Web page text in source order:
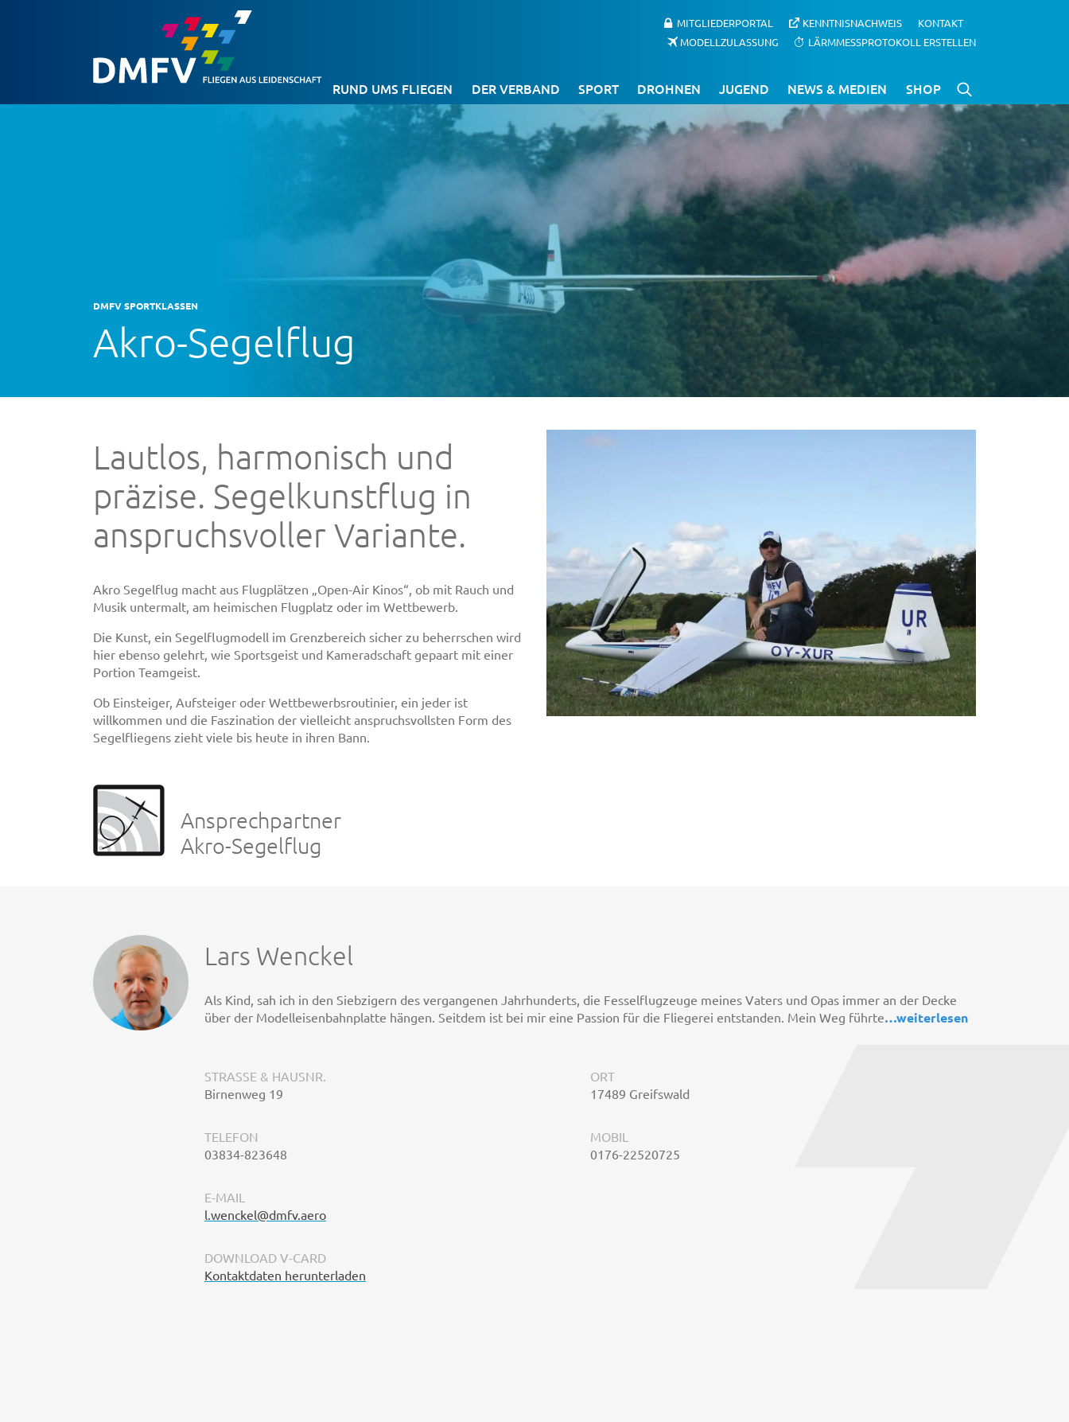
MITGLIEDERPORTAL KENNTNISNACHWEIS
KONTAKT
MODELLZULASSUNG
LÄRMMESSPROTOKOLL ERSTELLEN
RUND UMS FLIEGEN DER VERBAND SPORT DROHNEN JUGEND NEWS & MEDIEN SHOP
DMFV SPORTKLASSEN
Akro-Segelflug
Lautlos, harmonisch und
präzise. Segelkunstflug in
anspruchsvoller Variante.
Akro Segelflug macht aus Flugplätzen „Open-Air Kinos“, ob mit Rauch und
Musik untermalt, am heimischen Flugplatz oder im Wettbewerb.
Die Kunst, ein Segelflugmodell im Grenzbereich sicher zu beherrschen wird
hier ebenso gelehrt, wie Sportsgeist und Kameradschaft gepaart mit einer
Portion Teamgeist.
Ob Einsteiger, Aufsteiger oder Wettbewerbsroutinier, ein jeder ist
willkommen und die Faszination der vielleicht anspruchsvollsten Form des
Segelfliegens zieht viele bis heute in ihren Bann.
Ansprechpartner
Akro-Segelflug
Lars Wenckel
Als Kind, sah ich in den Siebzigern des vergangenen Jahrhunderts, die Fesselflugzeuge meines Vaters und Opas immer an der Decke
über der Modelleisenbahnplatte hängen. Seitdem ist bei mir eine Passion für die Fliegerei entstanden. Mein Weg führte…weiterlesen
STRASSE & HAUSNR.
Birnenweg 19
ORT
17489 Greifswald
TELEFON
03834-823648
MOBIL
0176-22520725
E-MAIL
l.wenckel@dmfv.aero
DOWNLOAD V-CARD
Kontaktdaten herunterladen